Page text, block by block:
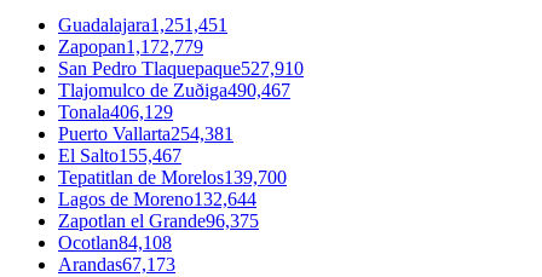
Guadalajara1,251,451
Zapopan1,172,779
San Pedro Tlaquepaque527,910
Tlajomulco de Zuðiga490,467
Tonala406,129
Puerto Vallarta254,381
El Salto155,467
Tepatitlan de Morelos139,700
Lagos de Moreno132,644
Zapotlan el Grande96,375
Ocotlan84,108
Arandas67,173